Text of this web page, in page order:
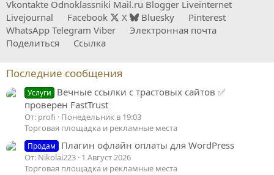
Vkontakte Odnoklassniki Mail.ru Blogger Liveinternet
Livejournal
Facebook X Bluesky
Pinterest
WhatsApp Telegram Viber
Электронная почта
Поделиться
Ссылка
Последние сообщения
Услуги
Вечные ссылки с трастовых сайтов ✅
проверен FastTrust
От: profi
Понедельник в 19:03
Торговая площадка и рекламные места
Продам Плагин офлайн оплаты для WordPress
От: Nikolai223 1 Август 2026
Торговая площадка и рекламные места